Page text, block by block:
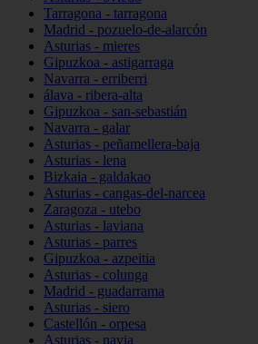
Tarragona - tarragona
Madrid - pozuelo-de-alarcón
Asturias - mieres
Gipuzkoa - astigarraga
Navarra - erriberri
álava - ribera-alta
Gipuzkoa - san-sebastián
Navarra - galar
Asturias - peñamellera-baja
Asturias - lena
Bizkaia - galdakao
Asturias - cangas-del-narcea
Zaragoza - utebo
Asturias - laviana
Asturias - parres
Gipuzkoa - azpeitia
Asturias - colunga
Madrid - guadarrama
Asturias - siero
Castellón - orpesa
Asturias - navia